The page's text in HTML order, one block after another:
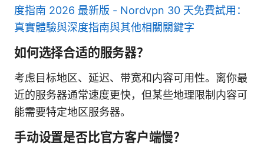
度指南 2026 最新版 - Nordvpn 30 天免費試用：
真實體驗與深度指南與其他相關關鍵字
如何选择合适的服务器？
考虑目标地区、延迟、带宽和内容可用性。离你最
近的服务器通常速度更快，但某些地理限制内容可
能需要特定地区服务器。
手动设置是否比官方客户端慢？